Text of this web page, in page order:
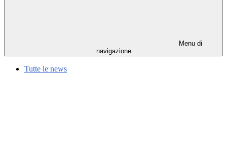
Menu di
navigazione
Tutte le news